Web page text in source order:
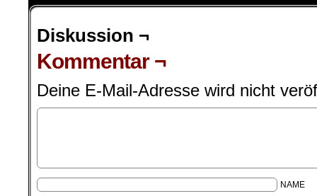
Diskussion ¬
Kommentar ¬
Deine E-Mail-Adresse wird nicht
NAME